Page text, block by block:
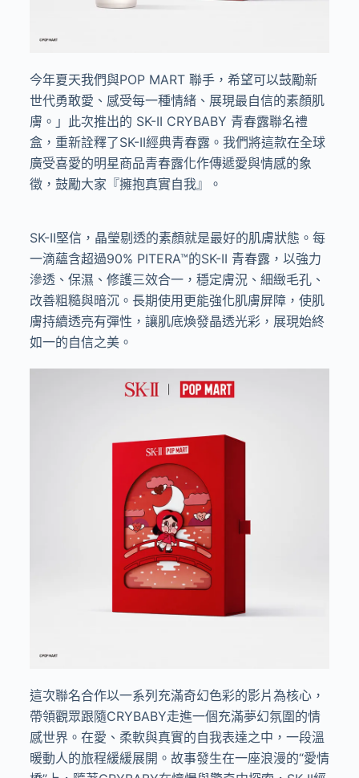
今年夏天我們與POP MART 聯手，希望可以鼓勵新
世代勇敢愛、感受每一種情緒、展現最自信的素顏肌
膚。」此次推出的 SK-II CRYBABY 青春露聯名禮
盒，重新詮釋了SK-II經典青春露。我們將這款在全球
廣受喜愛的明星商品青春露化作傳遞愛與情感的象
徵，鼓勵大家『擁抱真實自我』。
SK-II堅信，晶瑩剔透的素顏就是最好的肌膚狀態。每
一滴蘊含超過90% PITERA™的SK-II 青春露，以強力
滲透、保濕、修護三效合一，穩定膚況、細緻毛孔、
改善粗糙與暗沉。長期使用更能強化肌膚屏障，使肌
膚持續透亮有彈性，讓肌底煥發晶透光彩，展現始終
如一的自信之美。
這次聯名合作以一系列充滿奇幻色彩的影片為核心，
帶領觀眾跟隨CRYBABY走進一個充滿夢幻氛圍的情
感世界。在愛、柔軟與真實的自我表達之中，一段溫
暖動人的旅程緩緩展開。故事發生在一座浪漫的“愛情